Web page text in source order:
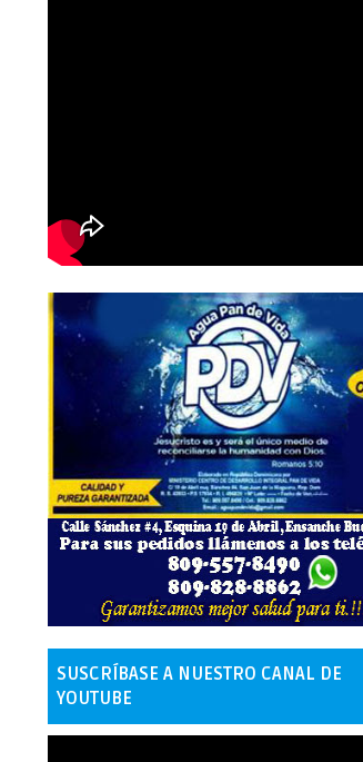
SUSCRÍBASE A NUESTRO CANAL DE
YOUTUBE